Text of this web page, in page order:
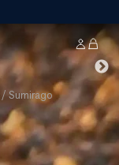
/Sumirago